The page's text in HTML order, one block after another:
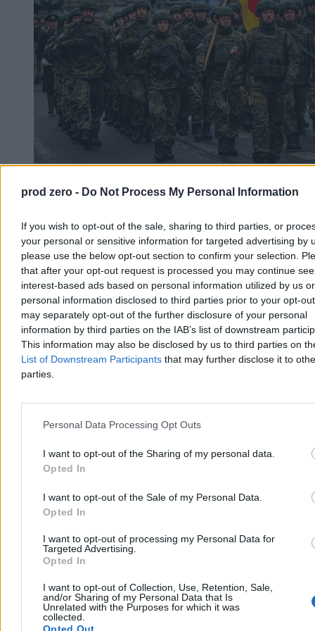
prod zero - Do Not Process My Personal Information
If you wish to opt-out of the sale, sharing to third parties, or
your personal or sensitive information for targeted advertising by
please use the below opt-out section to confirm your selection.
that after your opt-out request is processed you may continue
interest-based ads based on personal information utilized by us or
personal information disclosed to third parties prior to your opt-
may separately opt-out of the further disclosure of your personal
information by third parties on the IAB’s list of downstream
This information may also be disclosed by us to third parties on
List of Downstream Participants that may further disclose it to
parties.
Personal Data Processing Opt Outs
I want to opt-out of the Sharing of my personal data.
Opted In
I want to opt-out of the Sale of my Personal Data.
Opted In
I want to opt-out of processing my Personal Data for
Targeted Advertising.
Opted In
I want to opt-out of Collection, Use, Retention, Sale,
and/or Sharing of my Personal Data that Is
Unrelated with the Purposes for which it was
collected.
Opted Out
Korytarz dla Bundeswehry. Co zakłada polsko-
niemieckie porozumienie obronne
Dopiero po półtora miesiąca od podpisania porozumienia o
współpracy obronnej między Warszawą a Berlinem polska opinia
publiczna poznała jego treść. I to nie z polskich, tylko z niemieckich
źródeł. Strona polska potraktowała negocjacje umowy zaskakująco
swobodnie. Z kolei Berlin będzie mógł się uwiarygodnić względem
Litwy – naszym kosztem.
Wojciech J. Kittel
05.08.2026
9 min
Wojskowe manewry na Tajwanie. Taipei